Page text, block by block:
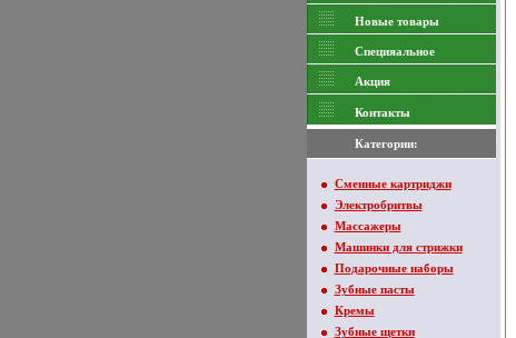
Новые товары
Специяальное
Акция
Контакты
Категории:
Сменные картриджи
Электробритвы
Массажеры
Машинки для стрижки
Подарочные наборы
Зубные пасты
Кремы
Зубные щетки